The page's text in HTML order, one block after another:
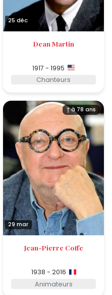
25 déc
Dean Martin
1917 - 1995
Chanteurs
† à 78 ans
29 mar
Jean-Pierre Coffe
1938 - 2016
Animateurs